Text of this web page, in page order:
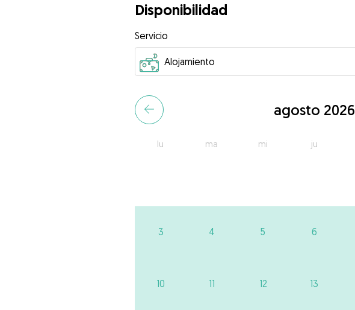
Disponibilidad
Servicio
agosto 2026
lu ma mi ju
3 4 5 6
10 11 12 13